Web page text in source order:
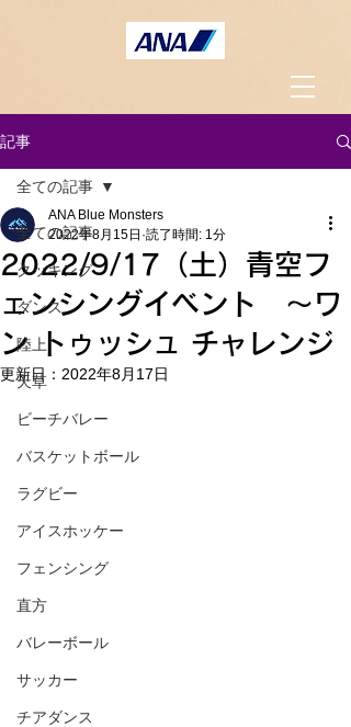
記事
全ての記事
クッキング
ダンス
陸上
天草
ビーチバレー
バスケットボール
ラグビー
アイスホッケー
フェンシング
直方
バレーボール
サッカー
チアダンス
全ての記事
2022/9/17（土）青空フ
ェンシングイベント 〜ワ
ン トゥッシュ チャレンジ
ANA Blue Monsters
2022年8月15日 読了時間: 1分
更新日： 2022年8月17日